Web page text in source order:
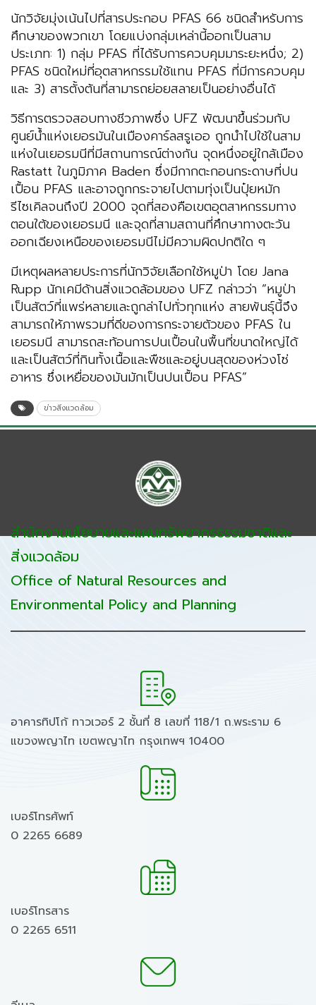
นักวิจัยมุ่งเน้นไปที่สารประกอบ PFAS 66 ชนิดสำหรับการ
ศึกษาของพวกเขา โดยแบ่งกลุ่มเหล่านี้ออกเป็นสาม
ประเภท: 1) กลุ่ม PFAS ที่ได้รับการควบคุมมาระยะหนึ่ง; 2)
PFAS ชนิดใหม่ที่อุตสาหกรรมใช้แทน PFAS ที่มีการควบคุม
และ 3) สารตั้งต้นที่สามารถย่อยสลายเป็นอย่างอื่นได้
วิธีการตรวจสอบทางชีวภาพซึ่ง UFZ พัฒนาขึ้นร่วมกับ
ศูนย์น้ำแห่งเยอรมันในเมืองคาร์ลสรูเออ ถูกนำไปใช้ในสาม
แห่งในเยอรมนีที่มีสถานการณ์ต่างกัน จุดหนึ่งอยู่ใกล้เมือง
Rastatt ในภูมิภาค Baden ซึ่งมีกากตะกอนกระดาษที่ปน
เปื้อน PFAS และอาจถูกกระจายไปตามทุ่งเป็นปุ๋ยหมัก
รีไซเคิลจนถึงปี 2000 จุดที่สองคือเขตอุตสาหกรรมทาง
ตอนใต้ของเยอรมนี และจุดที่สามสถานที่ศึกษาทางตะวัน
ออกเฉียงเหนือของเยอรมนีไม่มีความผิดปกติใด ๆ
มีเหตุผลหลายประการที่นักวิจัยเลือกใช้หมูป่า โดย Jana
Rupp นักเคมีด้านสิ่งแวดล้อมของ UFZ กล่าวว่า “หมูป่า
เป็นสัตว์ที่แพร่หลายและถูกล่าไปทั่วทุกแห่ง สายพันธุ์นี้จึง
สามารถให้ภาพรวมที่ดีของการกระจายตัวของ PFAS ใน
เยอรมนี สามารถสะท้อนการปนเปื้อนในพื้นที่ขนาดใหญ่ได้
และเป็นสัตว์ที่กินทั้งเนื้อและพืชและอยู่บนสุดของห่วงโซ่
อาหาร ซึ่งเหยื่อของมันมักเป็นปนเปื้อน PFAS”
ข่าวสิ่งแวดล้อม
สำนักงานนโยบายและแผนทรัพยากรธรรมชาติและ
สิ่งแวดล้อม
Office of Natural Resources and
Environmental Policy and Planning
อาคารทิปโก้ ทาวเวอร์ 2 ชั้นที่ 8 เลขที่ 118/1 ถ.พระราม 6
แขวงพญาไท เขตพญาไท กรุงเทพฯ 10400
เบอร์โทรศัพท์
0 2265 6689
เบอร์โทรสาร
0 2265 6511